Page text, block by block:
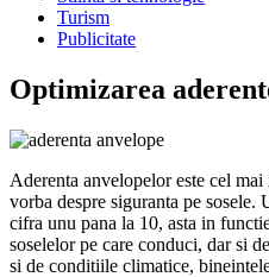
Turism
Publicitate
Optimizarea
Aderenta anvelopelor este cel
vorba despre siguranta pe sosele.
cifra unu pana la 10, asta in
soselelor pe care conduci, dar si
si de conditiile climatice,